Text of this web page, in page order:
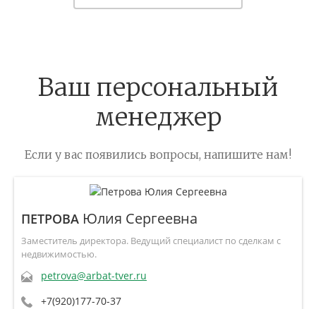
Ваш персональный
менеджер
Если у вас появились вопросы, напишите нам!
ПЕТРОВА Юлия Сергеевна
Заместитель директора. Ведущий специалист по сделкам с
недвижимостью.
petrova@arbat-tver.ru
+7(920)177-70-37